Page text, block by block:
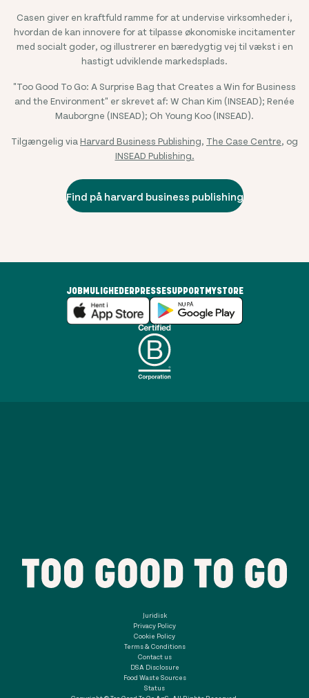
Casen giver en kraftfuld ramme for at undervise virksomheder i,
hvordan de kan innovere for at tilpasse økonomiske incitamenter
med socialt goder, og illustrerer en bæredygtig vej til vækst i en
hastigt udviklende markedsplads.
"Too Good To Go: A Surprise Bag that Creates a Win for Business
and the Environment" er skrevet af: W Chan Kim (INSEAD); Renée
Mauborgne (INSEAD); Oh Young Koo (INSEAD).
Tilgængelig via Harvard Business Publishing, The Case Centre, og
INSEAD Publishing.
Find på harvard business publishing
JOBMULIGHEDERPRESSESUPPORT MYSTORE
Juridisk
Privacy Policy
Cookie Policy
Terms & Conditions
Contact us
DSA Disclosure
Food Waste Sources
Status